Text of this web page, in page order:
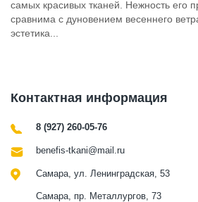
самых красивых тканей. Нежность его
сравнима с дуновением весеннего
эстетика...
Контактная информация
8 (927) 260-05-76
benefis-tkani@mail.ru
Самара, ул. Ленинградская, 53
Самара, пр. Металлургов, 73